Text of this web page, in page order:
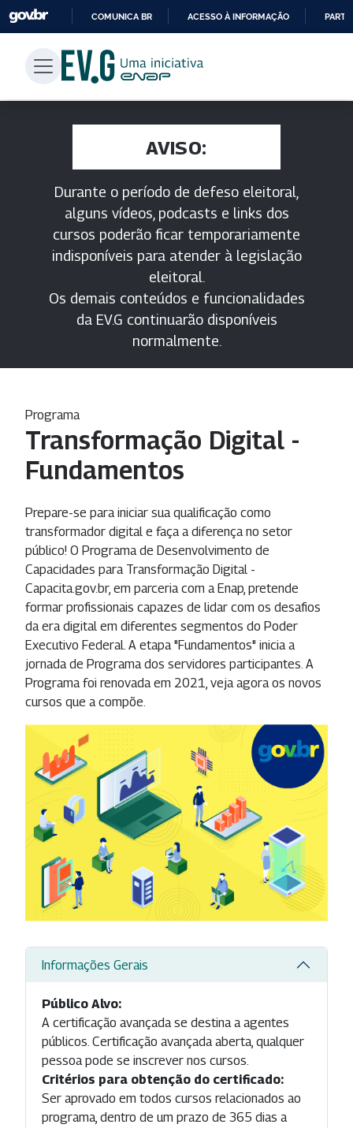
PARA
CONTEÚDO
COMUNICA BR ACESSO À INFORMAÇÃO
AVISO:
Durante o período de defeso eleitoral,
alguns vídeos, podcasts e links dos
cursos poderão ficar temporariamente
indisponíveis para atender à legislação
eleitoral.
Os demais conteúdos e funcionalidades
da EV.G continuarão disponíveis
normalmente.
Programa
Transformação Digital -
Fundamentos
Prepare-se para iniciar sua qualificação como
transformador digital e faça a diferença no setor
público! O Programa de Desenvolvimento de
Capacidades para Transformação Digital -
Capacita.gov.br, em parceria com a Enap, pretende
formar profissionais capazes de lidar com os desafios
da era digital em diferentes segmentos do Poder
Executivo Federal. A etapa "Fundamentos" inicia a
jornada de Programa dos servidores participantes. A
Programa foi renovada em 2021, veja agora os novos
cursos que a compõe.
Informações Gerais
Público Alvo:
A certificação avançada se destina a agentes
públicos. Certificação avançada aberta, qualquer
pessoa pode se inscrever nos cursos.
Critérios para obtenção do certificado:
Ser aprovado em todos cursos relacionados ao
programa, dentro de um prazo de 365 dias a